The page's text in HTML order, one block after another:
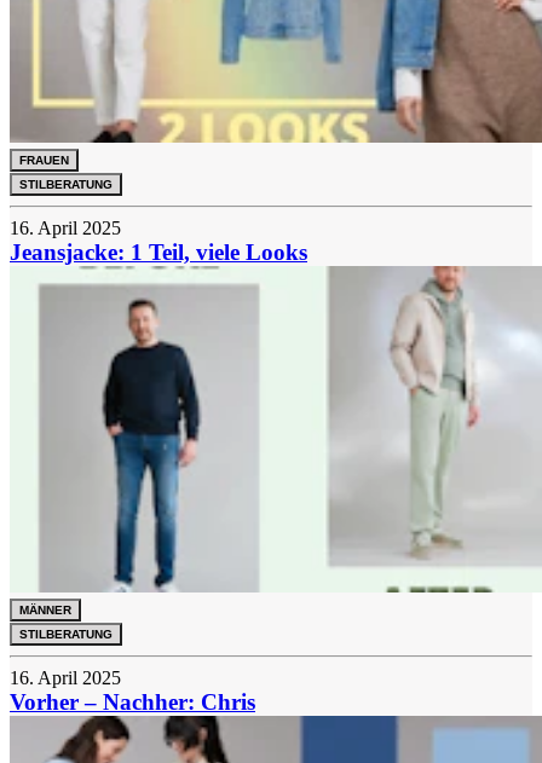
FRAUEN
STILBERATUNG
16. April 2025
Jeansjacke: 1 Teil, viele Looks
MÄNNER
STILBERATUNG
16. April 2025
Vorher – Nachher: Chris